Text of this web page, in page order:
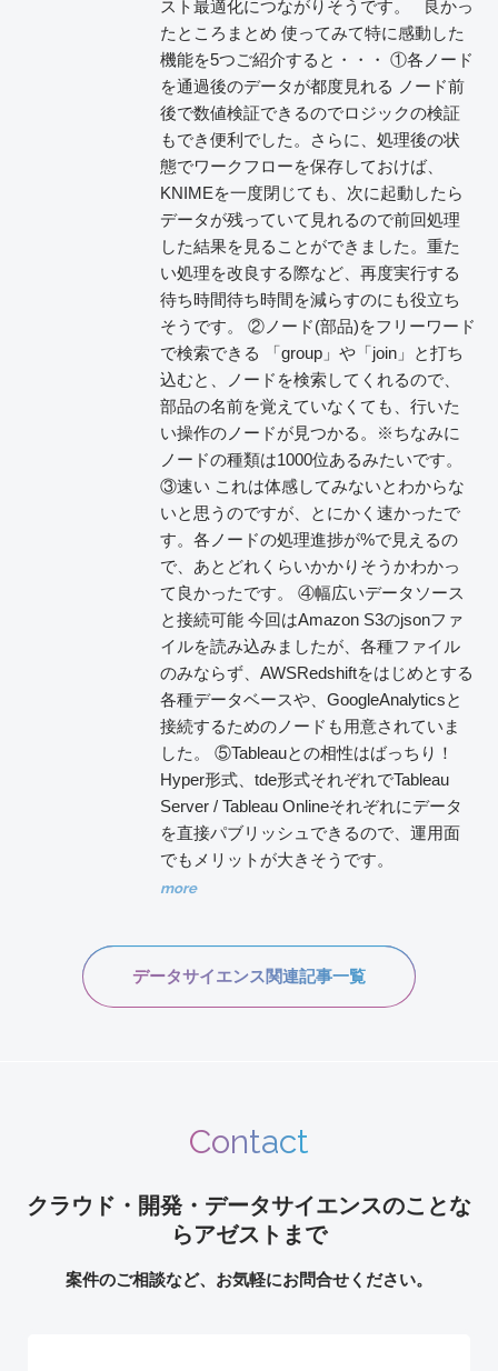
スト最適化につながりそうです。 良かっ
たところまとめ 使ってみて特に感動した
機能を5つご紹介すると・・・ ①各ノード
を通過後のデータが都度見れる ノード前
後で数値検証できるのでロジックの検証
もでき便利でした。さらに、処理後の状
態でワークフローを保存しておけば、
KNIMEを一度閉じても、次に起動したら
データが残っていて見れるので前回処理
した結果を見ることができました。重た
い処理を改良する際など、再度実行する
待ち時間待ち時間を減らすのにも役立ち
そうです。 ②ノード(部品)をフリーワード
で検索できる 「group」や「join」と打ち
込むと、ノードを検索してくれるので、
部品の名前を覚えていなくても、行いた
い操作のノードが見つかる。※ちなみに
ノードの種類は1000位あるみたいです。
③速い これは体感してみないとわからな
いと思うのですが、とにかく速かったで
す。各ノードの処理進捗が%で見えるの
で、あとどれくらいかかりそうかわかっ
て良かったです。 ④幅広いデータソース
と接続可能 今回はAmazon S3のjsonファ
イルを読み込みましたが、各種ファイル
のみならず、AWSRedshiftをはじめとする
各種データベースや、GoogleAnalyticsと
接続するためのノードも用意されていま
した。 ⑤Tableauとの相性はばっちり！
Hyper形式、tde形式それぞれでTableau
Server / Tableau Onlineそれぞれにデータ
を直接パブリッシュできるので、運用面
でもメリットが大きそうです。
more
データサイエンス関連記事一覧
Contact
クラウド・開発・データサイエンスのことな
らアゼストまで
案件のご相談など、お気軽にお問合せください。